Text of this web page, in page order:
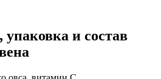
и состав